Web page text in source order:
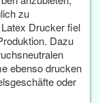
zu
Drucker fiel
Dazu
ebenso drucken
oder